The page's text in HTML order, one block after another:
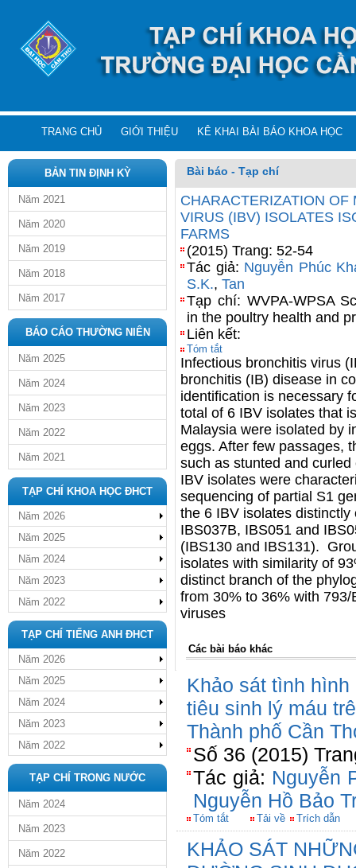
TRANG CHỦ GIỚI THIỆU KÊ KHAI BÀI BÁO KHOA HỌC
BẢN TIN ĐỊNH KỲ
Năm 2021
Năm 2020
Năm 2019
Năm 2018
Năm 2017
BÁO CÁO THƯỜNG NIÊN
Năm 2025
Năm 2024
Năm 2023
Năm 2022
Năm 2021
TẠP CHÍ KHOA HỌC ĐHCT
Năm 2026
Năm 2025
Năm 2024
Năm 2023
Năm 2022
TẠP CHÍ TIẾNG ANH ĐHCT
Năm 2026
Năm 2025
Năm 2024
Năm 2023
Năm 2022
TẠP CHÍ TRONG NƯỚC
Năm 2024
Năm 2023
Năm 2022
Bài báo - Tạp chí
CHARACTERIZATION
VIRUS (IBV) ISOLATES
FARMS
(2015) Trang: 52-54
Tác giả: Nguyễn Phúc
S.K., Tan
Tạp chí: WVPA-WPSA
in the poultry health and
Liên kết:
Tóm tắt
Infectious bronchitis virus
bronchitis (IB) disease in
identification is necessary
total of 6 IBV isolates that
Malaysia were isolated by
eggs. After few passages,
such as stunted and
IBV isolates were
sequencing of partial S1
the 6 IBV isolates
IBS037B, IBS051 and
(IBS130 and IBS131).
isolates with similarity of
distinct branch of the
from 30% to 36% with
viruses
Các bài báo khác
Khảo sát tình
tiêu sinh lý máu
Thành phố Cần
Số 36 (2015)
Tác giả: Nguyễn
Nguyễn Hồ Bảo
Tóm tắt Tải về Trích dẫn
KHẢO SÁT